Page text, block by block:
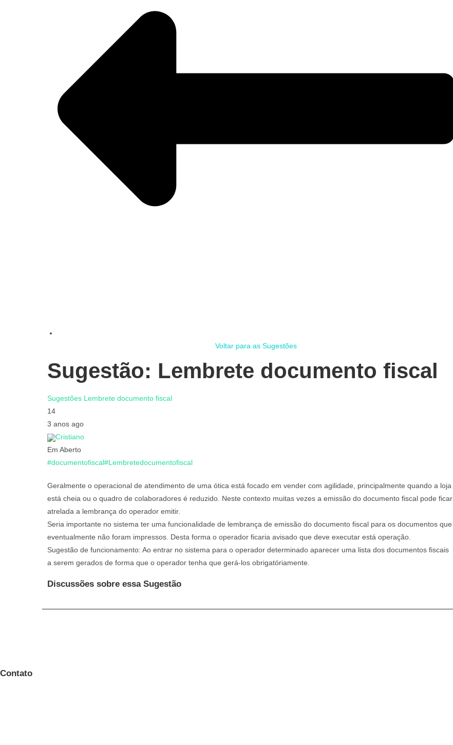
Voltar para as Sugestões
Sugestão: Lembrete documento fiscal
Sugestões Lembrete documento fiscal
14
3 anos ago
Cristiano
Em Aberto
#documentofiscal#Lembretedocumentofiscal
Geralmente o operacional de atendimento de uma ótica está focado em vender com agilidade, principalmente quando a loja
está cheia ou o quadro de colaboradores é reduzido. Neste contexto muitas vezes a emissão do documento fiscal pode ficar
atrelada a lembrança do operador emitir.
Seria importante no sistema ter uma funcionalidade de lembrança de emissão do documento fiscal para os documentos que
eventualmente não foram impressos. Desta forma o operador ficaria avisado que deve executar está operação.
Sugestão de funcionamento: Ao entrar no sistema para o operador determinado aparecer uma lista dos documentos fiscais
a serem gerados de forma que o operador tenha que gerá-los obrigatóriamente.
Discussões sobre essa Sugestão
Contato